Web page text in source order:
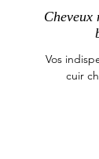
Vos
cuir